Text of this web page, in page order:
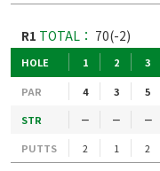
R1 TOTAL： 70(-2)
HOLE 1 2 3
PAR 4 3 5
STR
－ － －
PUTTS
2 1 2